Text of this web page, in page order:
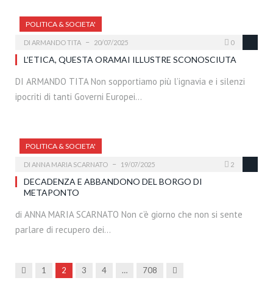
POLITICA & SOCIETA'
DI ARMANDO TITA 20/07/2025 0
L’ETICA, QUESTA ORAMAI ILLUSTRE SCONOSCIUTA
DI ARMANDO TITA Non sopportiamo più l’ignavia e i silenzi
ipocriti di tanti Governi Europei…
POLITICA & SOCIETA'
DI ANNA MARIA SCARNATO 19/07/2025 2
DECADENZA E ABBANDONO DEL BORGO DI
METAPONTO
di ANNA MARIA SCARNATO Non c’è giorno che non si sente
parlare di recupero dei…
Precedenti
1 2 3 4 … 708 Prossima